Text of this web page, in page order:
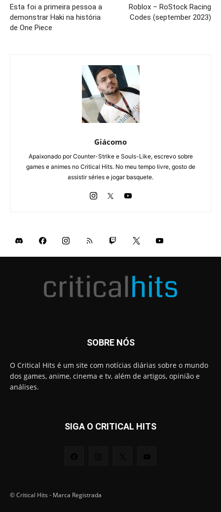
Esta foi a primeira pessoa a
demonstrar Haki na história
de One Piece
Roblox – RoStock Racing
Codes (september 2023)
Giácomo
Apaixonado por Counter-Strike e Souls-Like, escrevo sobre
games e animes no Critical Hits. No meu tempo livre, gosto de
assistir séries e jogar basquete.
SOBRE NÓS
O Critical Hits é um site com notícias diárias sobre o mundo
dos games, anime, cinema e tv, além de artigos, opinião e
análises.
SIGA O CRITICAL HITS
© Critical Hits - Marca Registrada